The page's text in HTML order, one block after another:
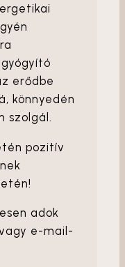
erődbe
könnyedén
szolgál.
pozitív
adok
e-mail-